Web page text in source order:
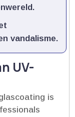
vandalisme.​
UV-
is